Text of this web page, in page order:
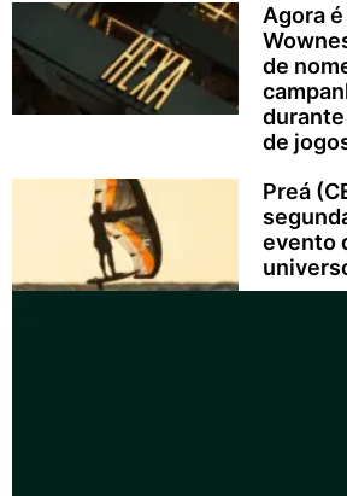
Agora é
de
de
Preá
evento